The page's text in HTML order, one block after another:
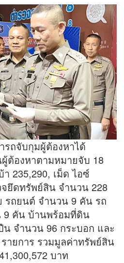
ถจับกุมผู้ต้องหาได้
ต้องหาตามหมายจับ 18
235,290, เม็ด ไอซ์
ยึดทรัพย์สิน จำนวน 228
รถยนต์ จำนวน 9 คัน รถ
9 คัน บ้านพร้อมที่ดิน
จำนวน 96 กระบอก และ
ายการ รวมมูลค่าทรัพย์สิน
บาท